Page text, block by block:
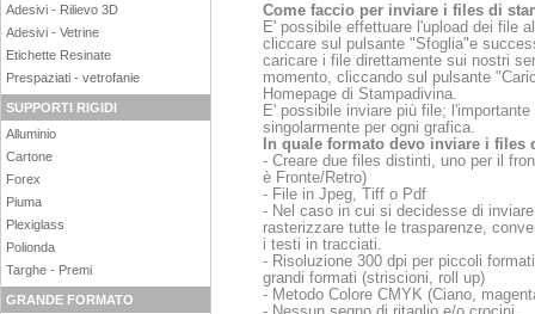
Adesivi - Rilievo 3D
Adesivi - Vetrine
Etichette Resinate
Prespaziati - vetrofanie
SUPPORTI RIGIDI
Alluminio
Cartone
Forex
Piuma
Plexiglass
Polionda
Targhe - Premi
GRANDE FORMATO
Come faccio per inviare i files di
E' possibile effettuare l'upload dei file
cliccare sul pulsante "Sfoglia"e
caricare i file direttamente sui nostri
momento, cliccando sul pulsante
Homepage di Stampadivina.
E' possibile inviare più file;
singolarmente per ogni grafica.
In quale formato devo inviare i files
- Creare due files distinti, uno per il
è Fronte/Retro)
- File in Jpeg, Tiff o Pdf
- Nel caso in cui si decidesse di
rasterizzare tutte le trasparenze,
i testi in tracciati.
- Risoluzione 300 dpi per piccoli
grandi formati (striscioni, roll up)
- Metodo Colore CMYK (Ciano,